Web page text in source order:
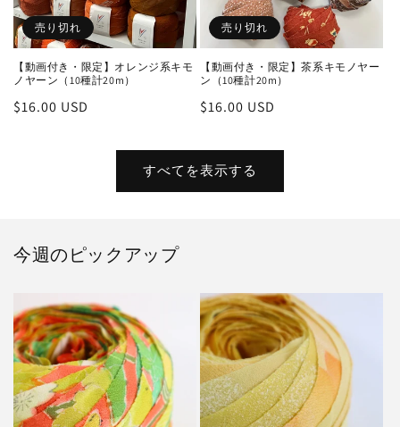
売り切れ
【動画付き・限定】オレンジ系キモ
ノヤーン（10種計20m）
通
$16.00 USD
売り切れ
【動画付き・限定】茶系キモノヤー
ン（10種計20m）
通
価
格
$16.00 USD
すべてを表示する
今週のピックアップ